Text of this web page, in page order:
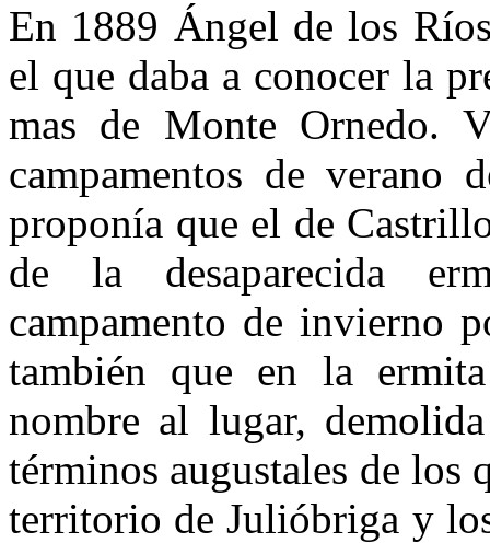
En 1889 Ángel de los
el que daba a conocer la
mas de Monte Ornedo.
cam­pamentos de
proponía que el de
de la desaparecida
campamento de invier­no
también que en la
nombre al lugar,
términos augustales de los
territorio de Julióbriga y